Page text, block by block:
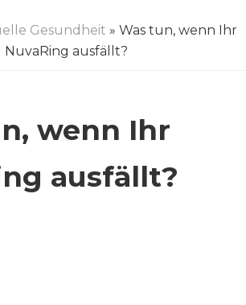
Gesundheit » Was tun, wenn Ihr
NuvaRing ausfällt?
wenn Ihr
ausfällt?